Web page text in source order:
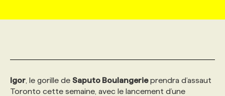
AFFAIRES DE L'INDUSTRIE
INITIATIVES NUMÉRIQUES
WEB & MÉDIAS SOCIAUX
MARKETING DURABLE
INFOLETTRE PUBLICITÉ
ANNONCEZ AVEC NOUS
CONSULTER LA CVTHÈQUE
PROFIL ENTREPRISE
VOIR LES OFFRES
PROFIL CANDIDAT
FAQ
ANNONCEZ AVEC NOUS
NOS FORMATIONS EN LIGNE
NOS PARCOURS DE FORMATIONS
CHASSE DE TÊTE
SERVICE DE CHASSE DE TÊTE
Igor , le gorille de Saputo Boulangerieprendra d’assaut
Toronto cette semaine, avec le lancement d’une